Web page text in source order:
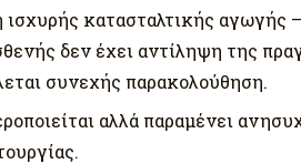
κατασταλτικής αγωγής
δεν έχει αντίληψη της
συνεχής παρακολούθηση.
αλλά παραμένει